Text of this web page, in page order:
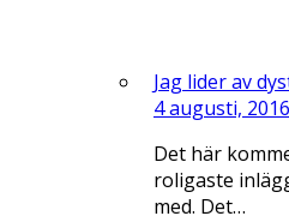
Jag lider av
4 augusti, 2016
Det här
roligaste
med. Det…